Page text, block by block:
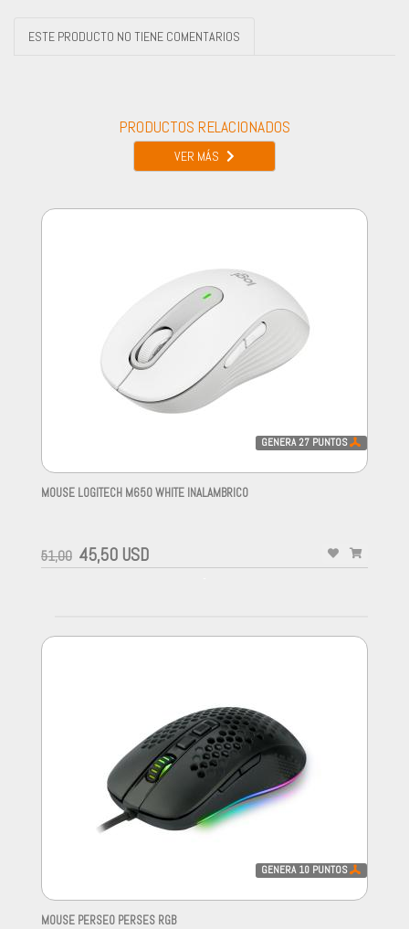
ESTE PRODUCTO NO TIENE COMENTARIOS
PRODUCTOS RELACIONADOS
VER MÁS
GENERA27 PUNTOS
MOUSE LOGITECH M650 WHITE INALAMBRICO
51,00 45,50 USD
GENERA 10 PUNTOS
MOUSE PERSEO PERSES RGB